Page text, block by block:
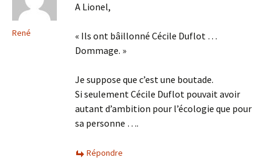
René
A Lionel,
« Ils ont bâillonné Cécile Duflot …
Dommage. »
Je suppose que c’est une boutade.
Si seulement Cécile Duflot pouvait avoir
autant d’ambition pour l’écologie que pour
sa personne ….
Répondre